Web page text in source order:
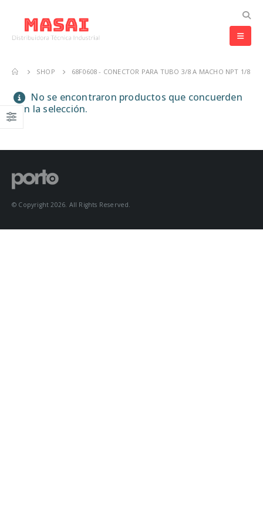
SHOP 68F0608 - CONECTOR PARA TUBO 3/8 A MACHO NPT 1/8
No se encontraron productos que concuerden
con la selección.
© Copyright 2026. All Rights Reserved.